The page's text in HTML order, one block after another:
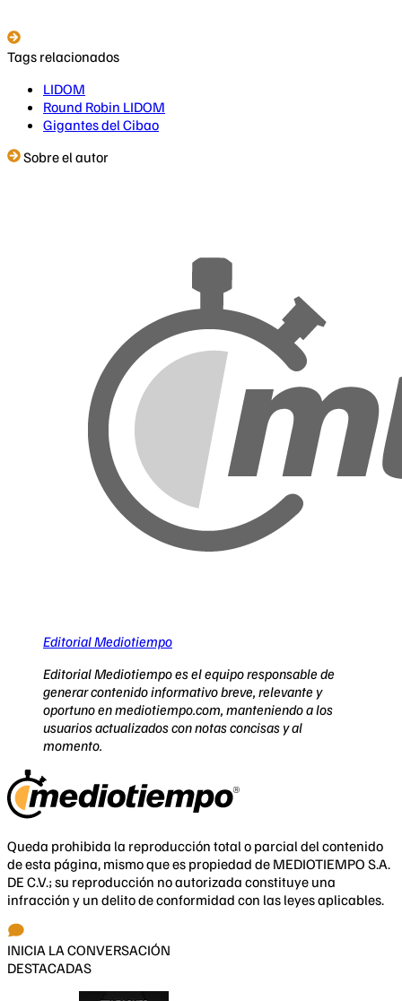
Tags relacionados
LIDOM
Round Robin LIDOM
Gigantes del Cibao
Sobre el autor
Editorial Mediotiempo
Editorial Mediotiempo es el equipo responsable de
generar contenido informativo breve, relevante y
oportuno en mediotiempo.com, manteniendo a los
usuarios actualizados con notas concisas y al
momento.
Queda prohibida la reproducción total o parcial del contenido
de esta página, mismo que es propiedad de MEDIOTIEMPO S.A.
DE C.V.; su reproducción no autorizada constituye una
infracción y un delito de conformidad con las leyes aplicables.
INICIA LA CONVERSACIÓN
DESTACADAS